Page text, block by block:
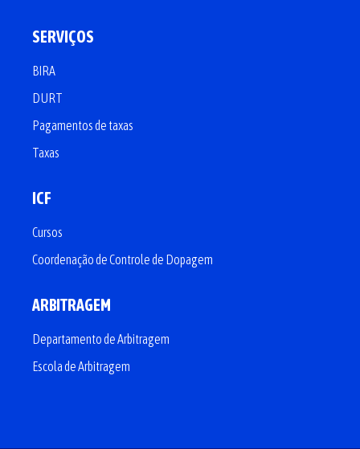
SERVIÇOS
BIRA
DURT
Pagamentos de taxas
Taxas
ICF
Cursos
Coordenação de Controle de Dopagem
ARBITRAGEM
Departamento de Arbitragem
Escola de Arbitragem